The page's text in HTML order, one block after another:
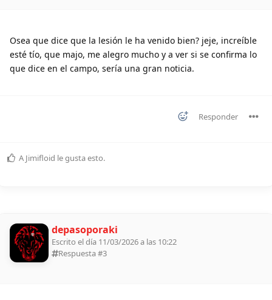
Osea que dice que la lesión le ha venido bien? jeje, increíble
esté tío, que majo, me alegro mucho y a ver si se confirma lo
que dice en el campo, sería una gran noticia.
Responder
A Jimifloid le gusta esto.
depasoporaki
Escrito el día 11/03/2026 a las 10:22
Respuesta #3